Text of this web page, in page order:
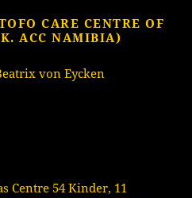
CARE CENTRE OF
ACC NAMIBIA)
von Eycken
Centre 54 Kinder, 11